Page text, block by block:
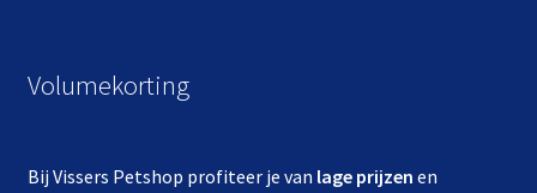
Volumekorting
Bij Vissers Petshop profiteer je van lage prijzen en